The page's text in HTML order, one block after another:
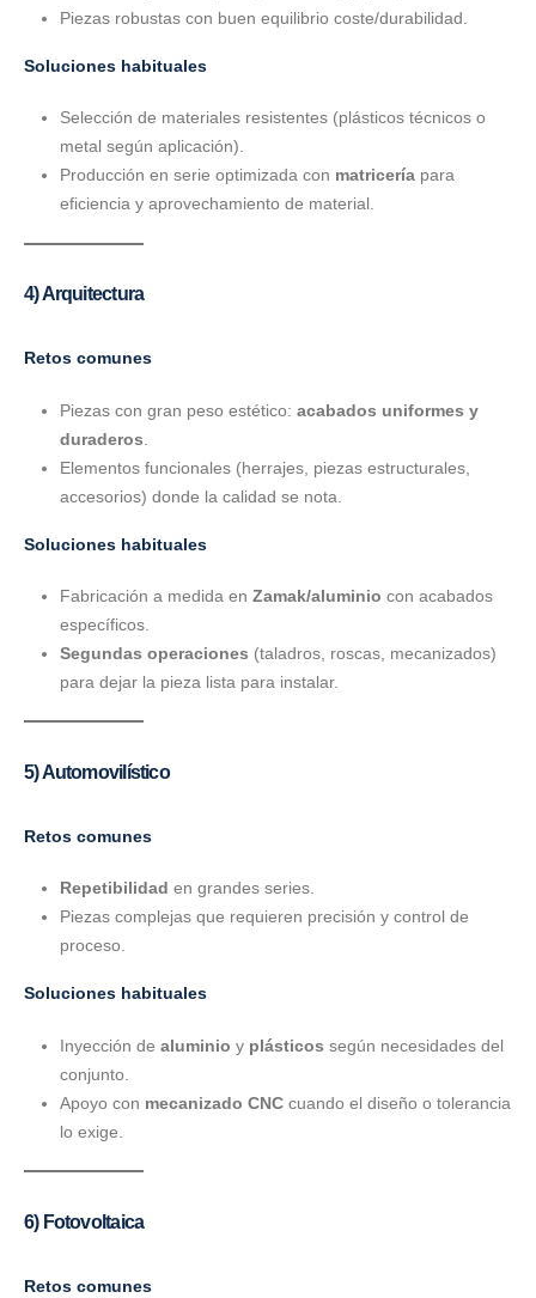
Piezas robustas con buen equilibrio coste/durabilidad.
Soluciones habituales
Selección de materiales resistentes (plásticos técnicos o
metal según aplicación).
Producción en serie optimizada con matriceríapara
eficiencia y aprovechamiento de material.
4) Arquitectura
Retos comunes
Piezas con gran peso estético: acabados uniformes y
duraderos
Elementos funcionales (herrajes, piezas estructurales,
accesorios) donde la calidad se nota.
Soluciones habituales
Fabricación a medida en Zamak/aluminio con acabados
específicos.
Segundas operaciones (taladros, roscas, mecanizados)
para dejar la pieza lista para instalar.
5) Automovilístico
Retos comunes
Repetibilidad en grandes series.
Piezas complejas que requieren precisión y control de
proceso.
Soluciones habituales
Inyección de aluminio y plásticos según necesidades del
conjunto.
Apoyo con mecanizado CNCcuando el diseño o tolerancia
lo exige.
6) Fotovoltaica
Retos comunes